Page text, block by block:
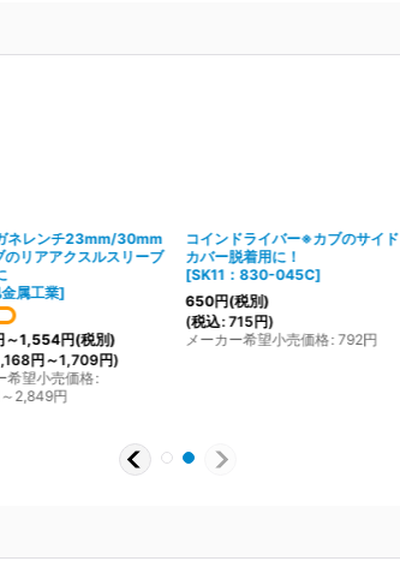
ネレンチ23mm/30mm
リアアクスルスリーブ
属工業]
～1,554円(税別)
円～1,709円)
希望小売価格:
～2,849円
コインドライバー※カブのサイド
カバー脱着用に！
[SK11：830-045C]
650円(税別)
(税込: 715円)
メーカー希望小売価格: 792円